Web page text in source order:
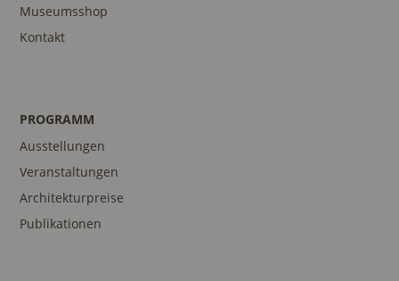
Museumsshop
Kontakt
PROGRAMM
Ausstellungen
Veranstaltungen
Architekturpreise
Publikationen